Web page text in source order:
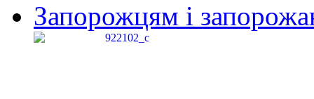
Запорожцям і